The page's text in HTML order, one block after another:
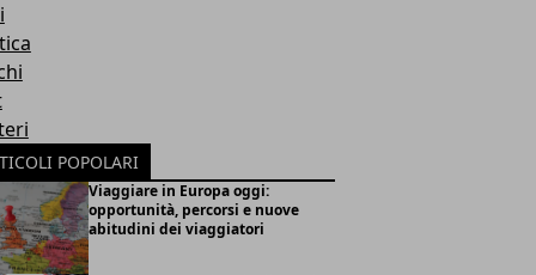
POPOLARI
Viaggiare in Europa oggi:
opportunità, percorsi e nuove
abitudini dei viaggiatori